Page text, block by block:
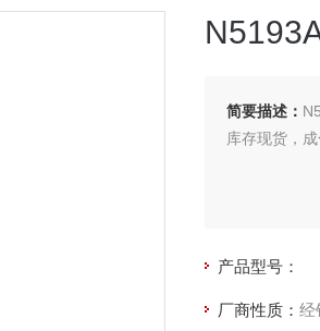
简要描述：
库存现货，
产品型号：
厂商性质： 经